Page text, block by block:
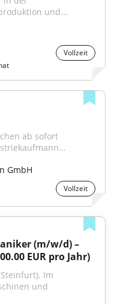
und...
Vollzeit
ab sofort
GmbH
Vollzeit
(m/w/d) –
EUR pro Jahr)
Im
und